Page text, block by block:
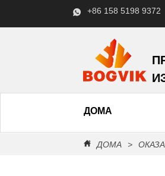
+86 158 5198 9372
ДОМА
ДОМА >